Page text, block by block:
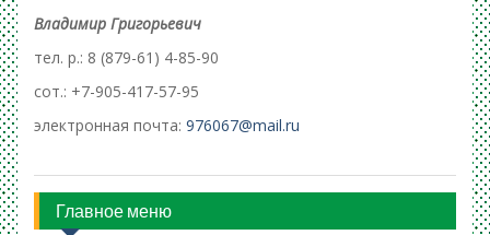
Владимир Григорьевич
тел. р.: 8 (879-61) 4-85-90
сот.: +7-905-417-57-95
электронная почта: 976067@mail.ru
Главное меню